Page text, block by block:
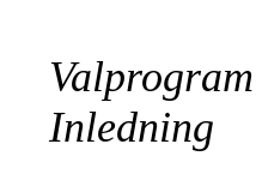
Inledning